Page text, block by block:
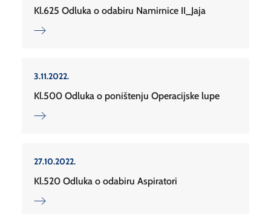
Kl.625 Odluka o odabiru Namirnice II_Jaja
3.11.2022.
Kl.500 Odluka o poništenju Operacijske lupe
27.10.2022.
Kl.520 Odluka o odabiru Aspiratori